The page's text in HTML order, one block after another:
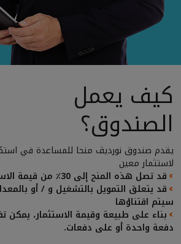
كيف يعمل
الصندوق؟
يقدم صندوق نورديڤ منحا للمساعدة في
لاستثمار معين
> قد تصل هذه المنح إلى 30٪ من قيمة الاستثمار
> قد يتعلق التمويل بالتشغيل و / أو
سيتم اقتناؤها
> بناء على طبيعة وقيمة الاستثمار، يمكن
دفعة واحدة أو على دفعات.